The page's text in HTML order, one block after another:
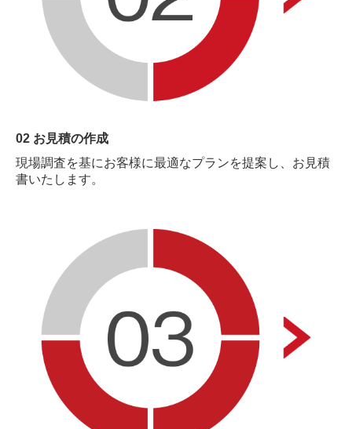
02 お見積の作成
現場調査を基にお客様に最適なプランを提案し、お見積
書いたします。